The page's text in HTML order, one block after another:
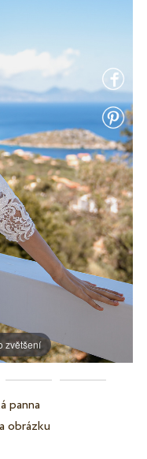
zvětšení
panna
obrázku